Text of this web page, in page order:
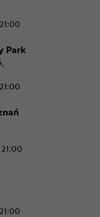
- Morski Park
Park
- Solvay Park
- M1 Poznań